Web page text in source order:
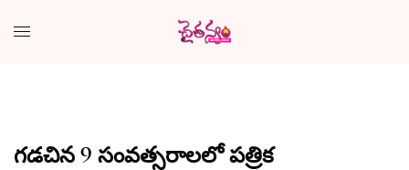
గడచిన 9 సంవత్సరాలలో పత్రిక